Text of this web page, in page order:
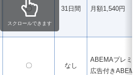
〇 31日間 月額1,540円
〇 なし
ABEMAプレミ
広告付き
スクロールできます